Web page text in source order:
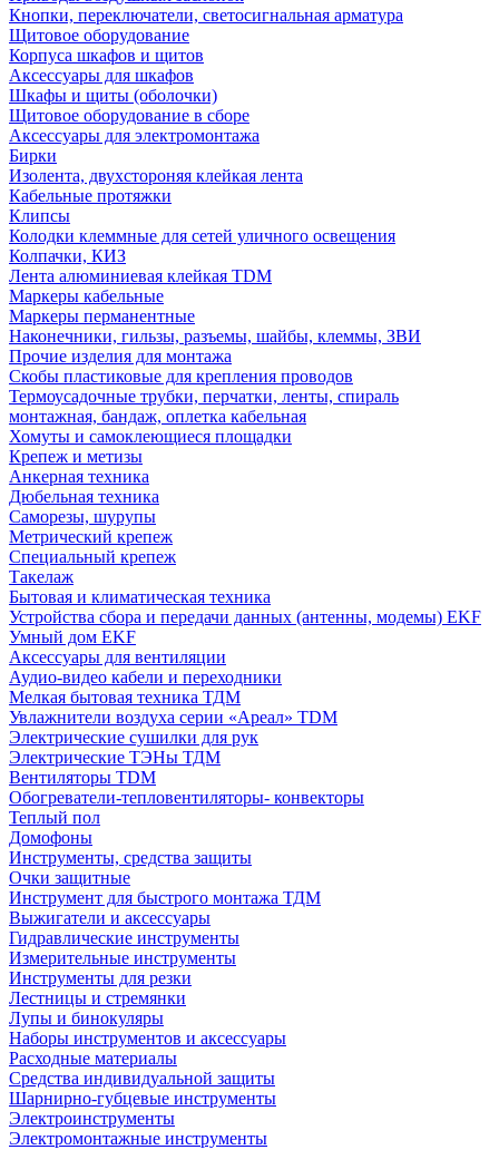
Кнопки, переключатели, светосигнальная арматура
Щитовое оборудование
Корпуса шкафов и щитов
Аксессуары для шкафов
Шкафы и щиты (оболочки)
Щитовое оборудование в сборе
Аксессуары для электромонтажа
Бирки
Изолента, двухстороняя клейкая лента
Кабельные протяжки
Клипсы
Колодки клеммные для сетей уличного освещения
Колпачки, КИЗ
Лента алюминиевая клейкая TDM
Маркеры кабельные
Маркеры перманентные
Наконечники, гильзы, разъемы, шайбы, клеммы, ЗВИ
Прочие изделия для монтажа
Скобы пластиковые для крепления проводов
Термоусадочные трубки, перчатки, ленты, спираль
монтажная, бандаж, оплетка кабельная
Хомуты и самоклеющиеся площадки
Крепеж и метизы
Анкерная техника
Дюбельная техника
Саморезы, шурупы
Метрический крепеж
Специальный крепеж
Такелаж
Бытовая и климатическая техника
Устройства сбора и передачи данных (антенны, модемы) EKF
Умный дом EKF
Аксессуары для вентиляции
Аудио-видео кабели и переходники
Мелкая бытовая техника ТДМ
Увлажнители воздуха серии «Ареал» TDM
Электрические сушилки для рук
Электрические ТЭНы ТДМ
Вентиляторы TDM
Обогреватели-тепловентиляторы- конвекторы
Теплый пол
Домофоны
Инструменты, средства защиты
Очки защитные
Инструмент для быстрого монтажа ТДМ
Выжигатели и аксессуары
Гидравлические инструменты
Измерительные инструменты
Инструменты для резки
Лестницы и стремянки
Лупы и бинокуляры
Наборы инструментов и аксессуары
Расходные материалы
Средства индивидуальной защиты
Шарнирно-губцевые инструменты
Электроинструменты
Электромонтажные инструменты